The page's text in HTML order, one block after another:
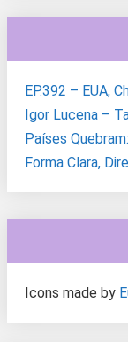
EP.392 – EUA,
Igor Lucena –
Países
Forma Clara,
Icons made by